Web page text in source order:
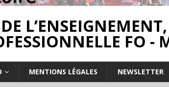
FO -
MENTIONS LÉGALES NEWSLETTER